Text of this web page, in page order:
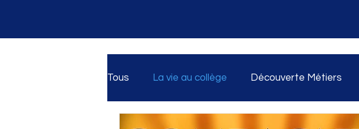
Tous La vie au collège Découverte Métiers